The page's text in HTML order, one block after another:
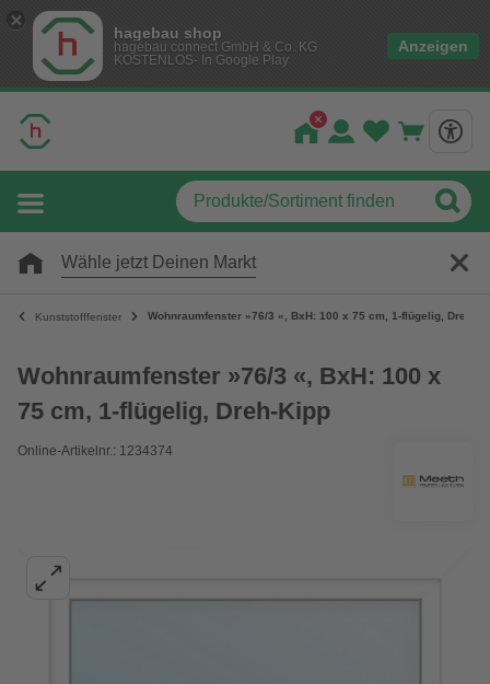
hagebau shop
hagebau connect GmbH & Co. KG
KOSTENLOS- In Google Play
Anzeigen
Wähle jetzt Deinen Markt
Kunststofffenster Wohnraumfenster »76/3 «, BxH: 100 x 75 cm, 1-flügelig, Dreh-
Wohnraumfenster »76/3 «, BxH: 100 x
75 cm, 1-flügelig, Dreh-Kipp
Online-Artikelnr.: 1234374